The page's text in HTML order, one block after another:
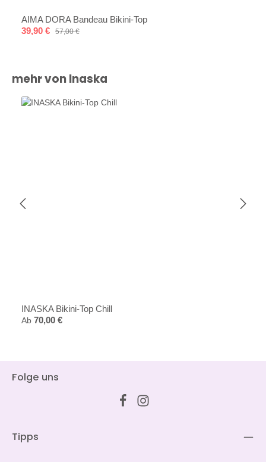
AIMA DORA Bandeau Bikini-Top
Verkaufspreis:
39,90 € Regulärer Preis:
57,00 €
Produktgalerie überspringen
mehr von Inaska
INASKA Bikini-Top Chill
Regulärer Preis:
Ab 70,00 €
Folge uns
Tipps